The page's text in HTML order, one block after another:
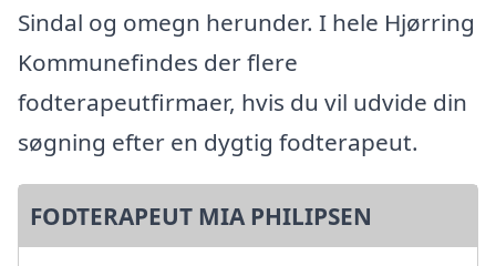
Sindal og omegn herunder. I hele Hjørring
Kommunefindes der flere
fodterapeutfirmaer, hvis du vil udvide din
søgning efter en dygtig fodterapeut.
FODTERAPEUT MIA PHILIPSEN